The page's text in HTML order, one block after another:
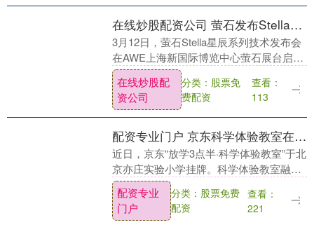
在线炒股配资公司 萤石发布Stella星辰系列AI蒸汽洗地机器人 直击干湿垃圾、重度油污痛点
3月12日，萤石Stella星辰系列技术发布会
在AWE上海新国际博览中心萤石展台启
幕，以“蒸汽进化，AI新净界”为主题，重
磅发布Stella星辰系列AI蒸汽洗地....
在线炒股配
资公司
分类：股票免
费配资
查看：
113
配资专业门户 京东科学体验教室在北京亦庄实验小学挂牌
近日，京东“放学3点半·科学体验教室”于北
京亦庄实验小学挂牌。科学体验教室融合
智慧学习、3D创意、科学手工与美育等多
元功能，首批配置学而思学习机、拓竹3D
打印机....
配资专业
门户
分类：股票免费
配资
查看：
221